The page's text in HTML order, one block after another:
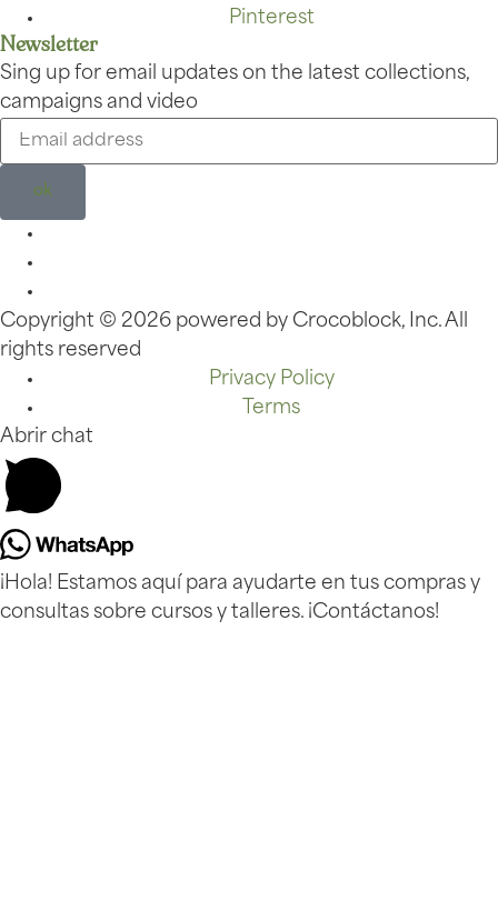
Pinterest
Newsletter
Sing up for email updates on the latest collections,
campaigns and video
ok
Copyright © 2026 powered by Crocoblock, Inc. All
rights reserved
Privacy Policy
Terms
Abrir chat
¡Hola! Estamos aquí para ayudarte en tus compras y
consultas sobre cursos y talleres. ¡Contáctanos!